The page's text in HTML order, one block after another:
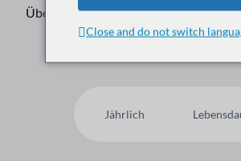
Über 50,000Kunden vertrauen uns,
Jährlich
Close and do not switch